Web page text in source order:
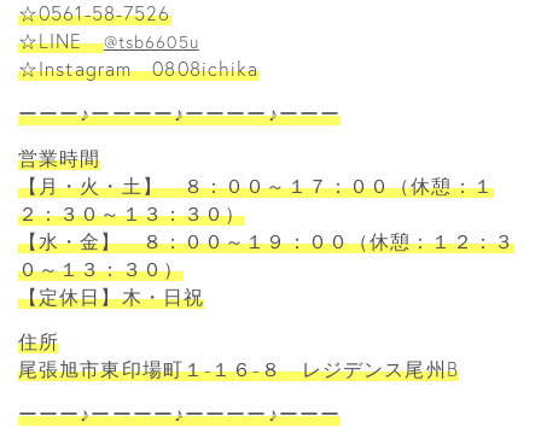
☆0561-58-7526
☆LINE@tsb6605u
☆Instagram 0808ichika
ーーー♪ーーーー♪ーーーー♪ーーー
営業時間
【月・火・土】 ８：００～１７：００（休憩：１
２：３０～１３：３０）
【水・金】 ８：００～１９：００（休憩：１２：３
０～１３：３０）
【定休日】木・日祝
住所
尾張旭市東印場町１-１６-８ レジデンス尾州B
ーーー♪ーーーー♪ーーーー♪ーーー